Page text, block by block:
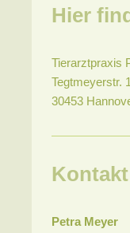
Hier
Tierarztpraxis
Tegtmeyerstr.
30453
Kontakt
Petra Meyer